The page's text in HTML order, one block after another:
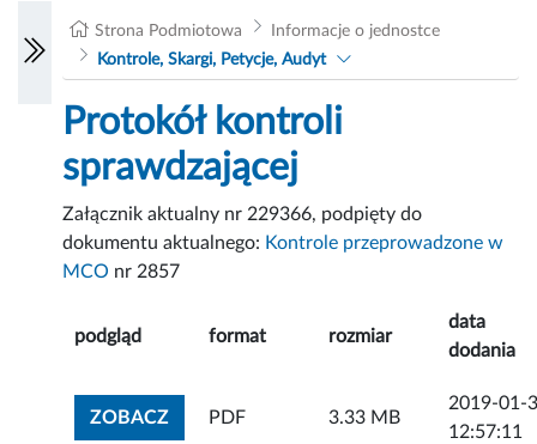
Strona Podmiotowa
Informacje o jednostce
Kontrole, Skargi, Petycje, Audyt
Protokół kontroli
sprawdzającej
Załącznik aktualny nr 229366, podpięty do
dokumentu aktualnego: Kontrole przeprowadzone w
MCO nr 2857
podgląd format rozmiar
data
dodania
ZOBACZZOBACZ ZAŁĄCZNIK
PDF 3.33 MB
2019-01-
12:57:11